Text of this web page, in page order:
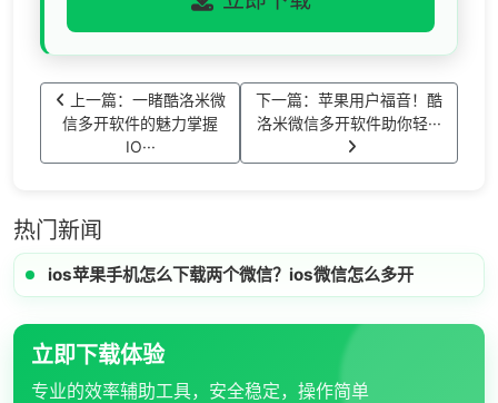
上一篇：​一睹酷洛米微
信多开软件的魅力掌握
IO···
下一篇：苹果用户福音！酷
洛米微信多开软件助你轻···
热门新闻
ios苹果手机怎么下载两个微信？ios微信怎么多开
立即下载体验
专业的效率辅助工具，安全稳定，操作简单